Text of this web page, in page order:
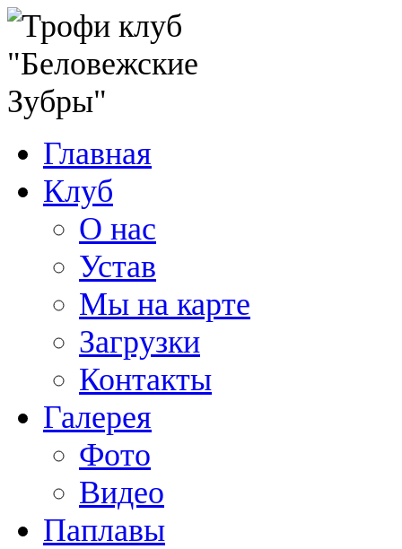
Главная
Клуб
О нас
Устав
Мы на карте
Загрузки
Контакты
Галерея
Фото
Видео
Паплавы